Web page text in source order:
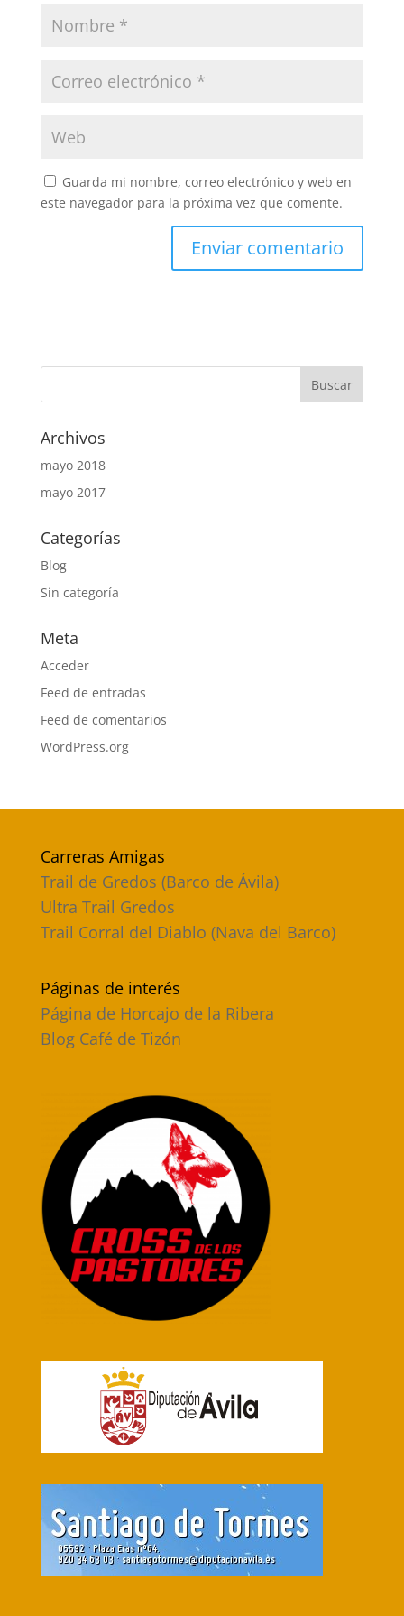
Guarda mi nombre, correo electrónico y web en
este navegador para la próxima vez que comente.
Archivos
mayo 2018
mayo 2017
Categorías
Blog
Sin categoría
Meta
Acceder
Feed de entradas
Feed de comentarios
WordPress.org
Carreras Amigas
Trail de Gredos (Barco de Ávila)
Ultra Trail Gredos
Trail Corral del Diablo (Nava del Barco)
Páginas de interés
Página de Horcajo de la Ribera
Blog Café de Tizón